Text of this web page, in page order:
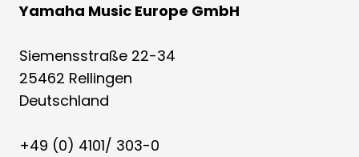
Yamaha Music Europe GmbH
Siemensstraße 22-34
25462 Rellingen
Deutschland
+49 (0) 4101/ 303-0